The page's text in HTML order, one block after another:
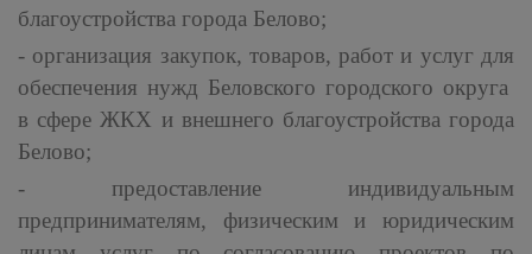
благоустройства города Белово;
- организация закупок, товаров, работ и услуг для
обеспечения нужд Беловского городского округа
в сфере ЖКХ и внешнего благоустройства города
Белово;
- предоставление индивидуальным
предпринимателям, физическим и юридическим